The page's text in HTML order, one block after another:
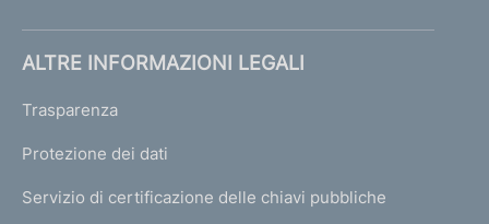
ALTRE INFORMAZIONI LEGALI
Trasparenza
Protezione dei dati
Servizio di certificazione delle chiavi pubbliche